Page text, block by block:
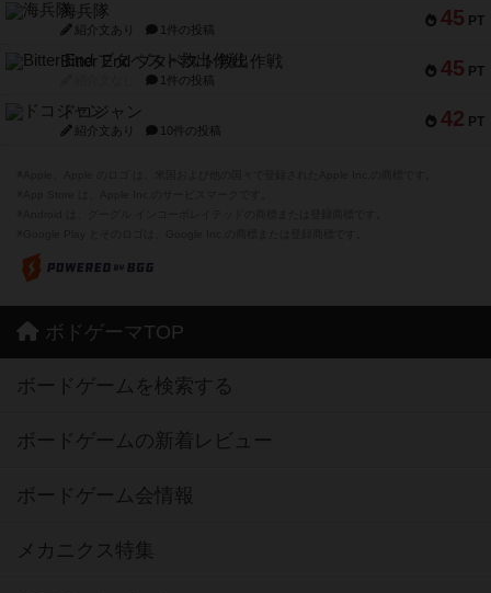
45 PT
海兵隊
紹介文あり 1件の投稿
45 PT
Bitter End ブタペスト救出作戦
1件の投稿
42 PT
ドコジャン
紹介文あり 10件の投稿
ボドゲーマTOP
ボードゲームを検索する
ボードゲームの新着レビュー
ボードゲーム会情報
メカニクス特集